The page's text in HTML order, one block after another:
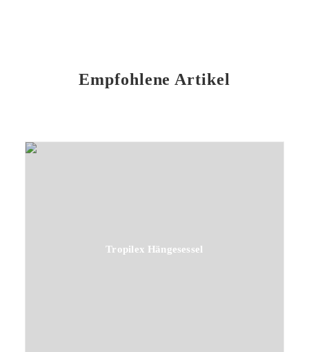
Empfohlene Artikel
Tropilex Hängesessel